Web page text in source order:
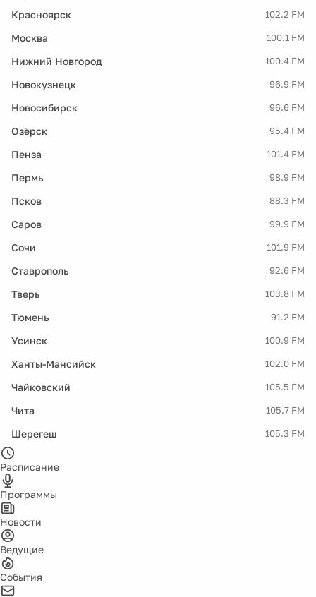
Красноярск 102.2 FM
Москва 100.1 FM
Нижний Новгород 100.4 FM
Новокузнецк 96.9 FM
Новосибирск 96.6 FM
Озёрск 95.4 FM
Пенза 101.4 FM
Пермь 98.9 FM
Псков 88.3 FM
Саров 99.9 FM
Сочи 101.9 FM
Ставрополь 92.6 FM
Тверь 103.8 FM
Тюмень 91.2 FM
Усинск 100.9 FM
Ханты-Мансийск 102.0 FM
Чайковский 105.5 FM
Чита 105.7 FM
Шерегеш 105.3 FM
Расписание
Программы
Новости
Ведущие
События